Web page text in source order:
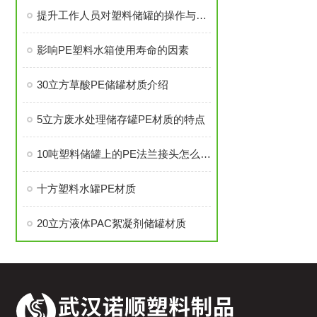
提升工作人员对塑料储罐的操作与维护技能
影响PE塑料水箱使用寿命的因素
30立方草酸PE储罐材质介绍
5立方废水处理储存罐PE材质的特点
10吨塑料储罐上的PE法兰接头怎么焊接
十方塑料水罐PE材质
20立方液体PAC絮凝剂储罐材质